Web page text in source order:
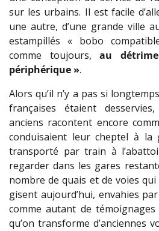
sur les urbains. Il est facile
une autre, d’une grande ville
estampillés « bobo
comme toujours, au
périphérique ».
Alors qu’il n’y a pas si
françaises étaient
anciens racontent encore
conduisaient leur cheptel à la
transporté par train à
regarder dans les gares
nombre de quais et de voies
gisent aujourd’hui, envahies
comme autant de
qu’on transforme d’anciennes